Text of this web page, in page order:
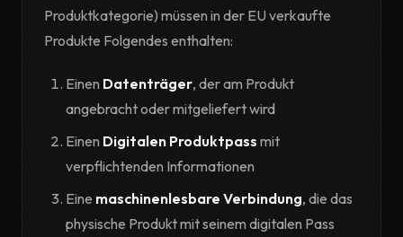
Produktkategorie) müssen in der EU verkaufte
Produkte Folgendes enthalten:
Einen Datenträger, der am Produkt
angebracht oder mitgeliefert wird
Einen Digitalen Produktpass mit
verpflichtenden Informationen
Eine maschinenlesbare Verbindung, die das
physische Produkt mit seinem digitalen Pass